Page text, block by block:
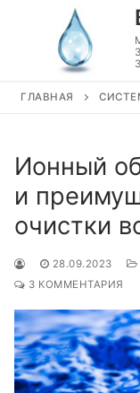
содержимому
ГЛАВНАЯ
Ионный
и
очистки
28.09.2023
3 КОММЕНТАРИЯ